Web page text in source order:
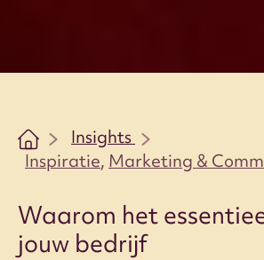
Insights
Inspiratie, Marketing &
Waarom het
jouw bedrijf